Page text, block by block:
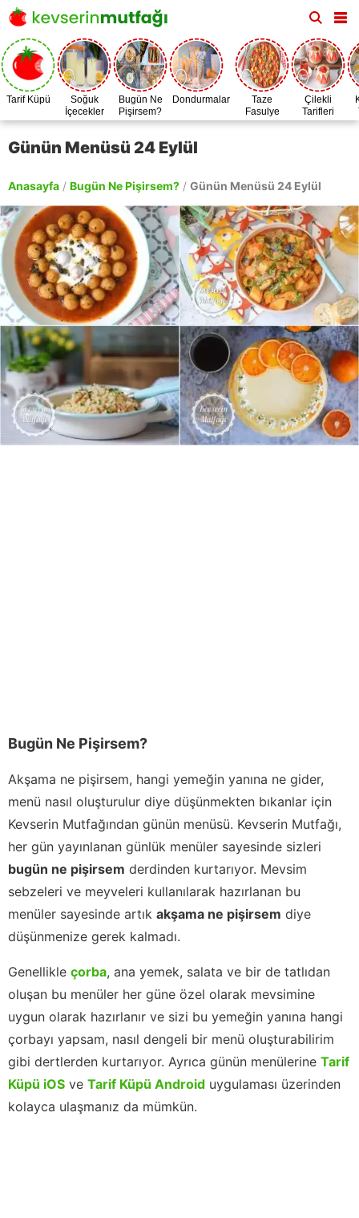
Tarif Küpü
Soğuk
İçecekler
Bugün Ne
Pişirsem?
Dondurmalar
Taze
Fasulye
Zamanı
Çilekli
Tarifleri
Günün Menüsü 24 Eylül
Anasayfa / Bugün Ne Pişirsem? / Günün Menüsü 24 Eylül
Bugün Ne Pişirsem?
Akşama ne pişirsem, hangi yemeğin yanına ne gider,
menü nasıl oluşturulur diye düşünmekten bıkanlar için
Kevserin Mutfağından günün menüsü. Kevserin Mutfağı,
her gün yayınlanan günlük menüler sayesinde sizleri
bugün ne pişirsem derdinden kurtarıyor. Mevsim
sebzeleri ve meyveleri kullanılarak hazırlanan bu
menüler sayesinde artık akşama ne pişirsem diye
düşünmenize gerek kalmadı.
Genellikle çorba, ana yemek, salata ve bir de tatlıdan
oluşan bu menüler her güne özel olarak mevsimine
uygun olarak hazırlanır ve sizi bu yemeğin yanına hangi
çorbayı yapsam, nasıl dengeli bir menü oluşturabilirim
gibi dertlerden kurtarıyor. Ayrıca günün menülerine Tarif
Küpü iOS ve Tarif Küpü Android uygulaması üzerinden
kolayca ulaşmanız da mümkün.